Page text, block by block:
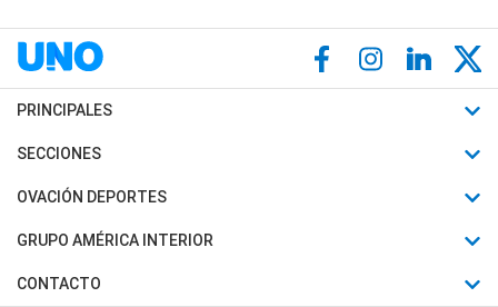
PRINCIPALES
Últimas Noticias
Política
Judiciales
SECCIONES
Horóscopo
Motores
Trucos caseros
OVACIÓN DEPORTES
Fútbol
Mundial
GRUPO AMÉRICA INTERIOR
Canal 7 en Vivo
CONTACTO